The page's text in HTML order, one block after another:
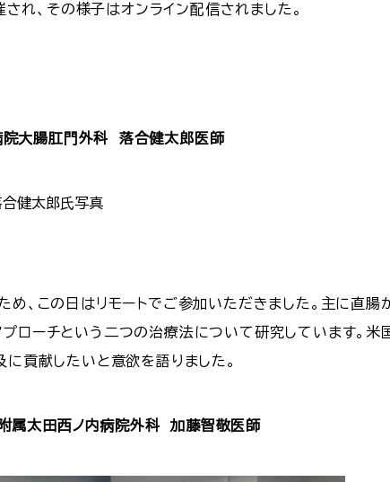
、その様子はオンライン配信されました。
院大腸肛門外科 落合健太郎医師
、この日はリモートでご参加いただきました。主に直腸
ーチという二つの治療法について研究しています。米
貢献したいと意欲を語りました。
属太田西ノ内病院外科 加藤智敬医師